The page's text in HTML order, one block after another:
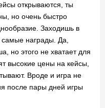
открываются, ты
но очень быстро
Заходишь в
самые награды. Да,
но этого не хватает для
высокие цены на кейсы,
Вроде и игра не
после пары дней игры